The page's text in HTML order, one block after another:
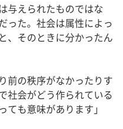
与えられたものではな
った。社会は属性によっ
、そのときに分かったん
前の秩序がなかったりす
社会がどう作られている
も意味があります」